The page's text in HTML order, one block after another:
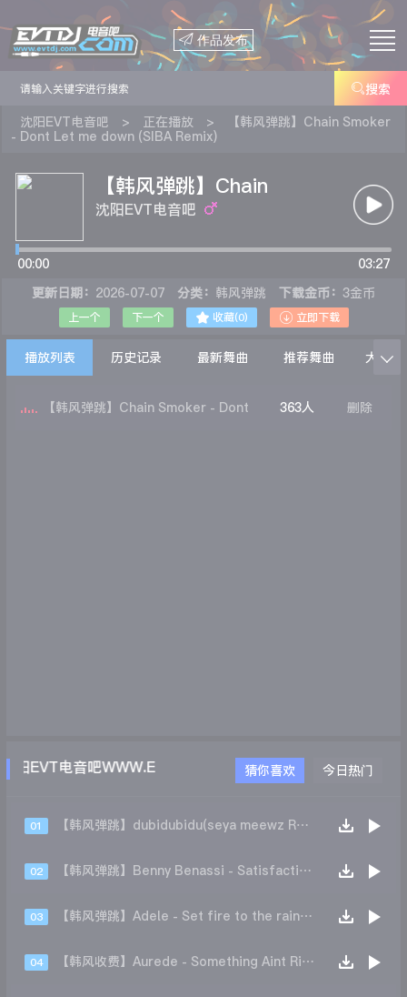
 作品发布
搜索
沈阳EVT电音吧 > 正在播放 >
【韩风弹跳】Chain Smoker
- Dont Let me down (SIBA Remix)
【韩风弹跳】Chain
Smoker - Dont Let me
沈阳EVT电音吧
00:00
03:27
更新日期： 2026-07-07 分类： 韩风弹跳 下载金币： 3金币
上一个 下一个  收藏(0)  立即下载
播放列表 历史记录 最新舞曲 推荐舞曲 大家在

【韩风弹跳】Chain Smoker - Dont 363人 删除
阳EVT电音吧WWW.EVTDJ.COM 猜你喜欢 今日热门
01 【韩风弹跳】dubidubidu(seya meewz Remix)
02 【韩风弹跳】Benny Benassi - Satisfaction (B.A.S.E REMIX)
03 【韩风弹跳】Adele - Set fire to the rain(IN84 Club Mix)
04 【韩风收费】Aurede - Something Aint Right (Remix)